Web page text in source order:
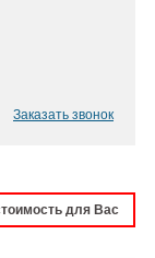
Заказать звонок
для Вас